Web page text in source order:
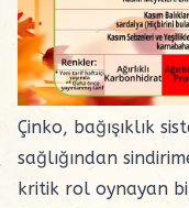
Çinko, bağışıklık
sağlığından
kritik rol oynayan